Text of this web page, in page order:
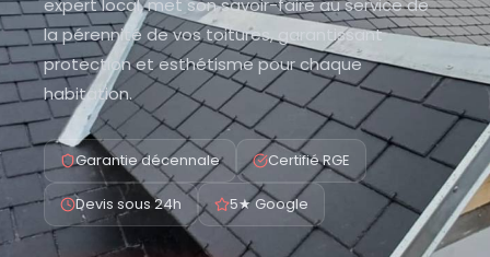
expert local, met son savoir-faire au service de
la pérennité de vos toitures, garantissant
protection et esthétisme pour chaque
habitation.
Garantie décennale Certifié RGE
Devis sous 24h 5★ Google